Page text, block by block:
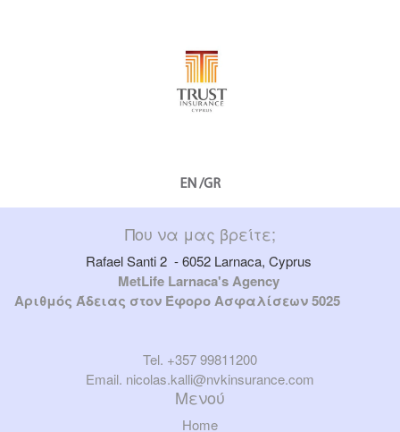
EN /GR
Που να μας βρείτε;
Rafael Santi 2 - 6052 Larnaca, Cyprus
MetLife Larnaca's Agency
Αριθμός Άδειας στον Έφορο Ασφαλίσεων 5025
Tel. +357 99811200
Email. nicolas.kalli@nvkinsurance.com
Μενού
Home